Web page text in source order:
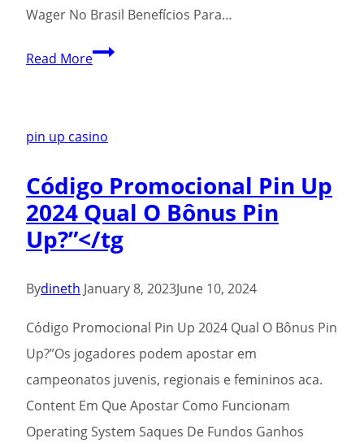
Wager No Brasil Benefícios Para…
Read MorePin-
É
Análise
Llena
2024</tg
pin up casino
Código Promocional Pin Up
2024 Qual O Bônus Pin
Up?”</tg
Bydineth January 8, 2023June 10, 2024
Código Promocional Pin Up 2024 Qual O Bônus Pin
Up?”Os jogadores podem apostar em
campeonatos juvenis, regionais e femininos aca.
Content Em Que Apostar Como Funcionam
Operating System Saques De Fundos Ganhos